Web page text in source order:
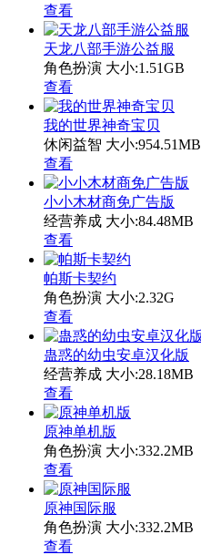
查看
天龙八部手游公益服
角色扮演 大小:1.51GB
查看
我的世界神奇宝贝
休闲益智 大小:954.51MB
查看
小小木材商免广告版
经营养成 大小:84.48MB
查看
帕斯卡契约
角色扮演 大小:2.32G
查看
蛊惑的幼虫安卓汉化版
经营养成 大小:28.18MB
查看
原神单机版
角色扮演 大小:332.2MB
查看
原神国际服
角色扮演 大小:332.2MB
查看